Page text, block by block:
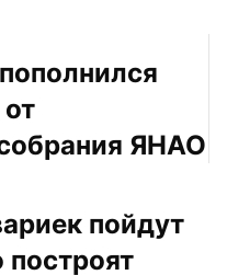
ЯНАО
пойдут
построят